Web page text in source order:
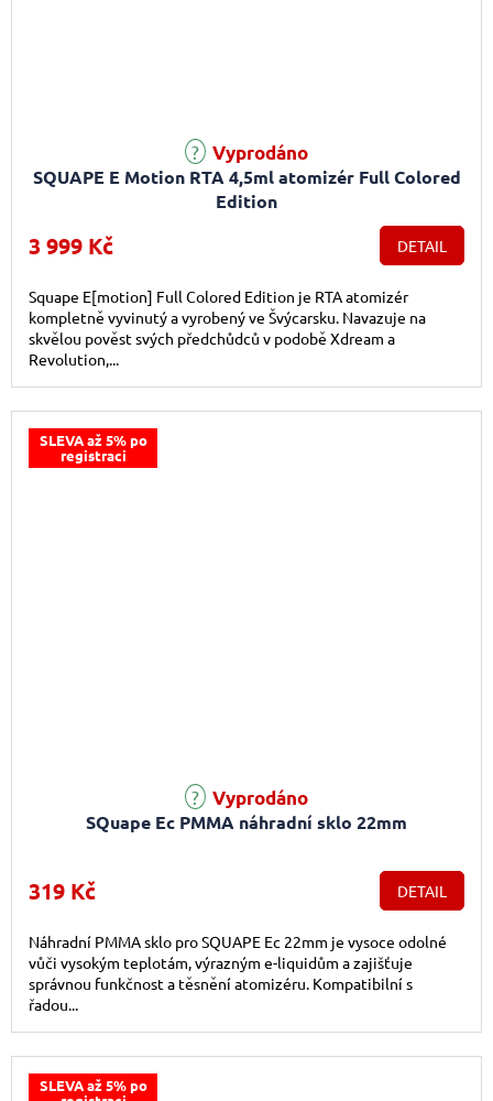
SQUAPE E Motion RTA 4,5ml atomizér Full Colored
Edition
Vyprodáno
3 999 Kč DETAIL
Squape E[motion] Full Colored Edition je RTA atomizér
kompletně vyvinutý a vyrobený ve Švýcarsku. Navazuje na
skvělou pověst svých předchůdců v podobě Xdream a
Revolution,...
SLEVA až 5% po
registraci
SQuape Ec PMMA náhradní sklo 22mm
Vyprodáno
319 Kč DETAIL
Náhradní PMMA sklo pro SQUAPE Ec 22mm je vysoce odolné
vůči vysokým teplotám, výrazným e-liquidům a zajišťuje
správnou funkčnost a těsnění atomizéru. Kompatibilní s
řadou...
SLEVA až 5% po